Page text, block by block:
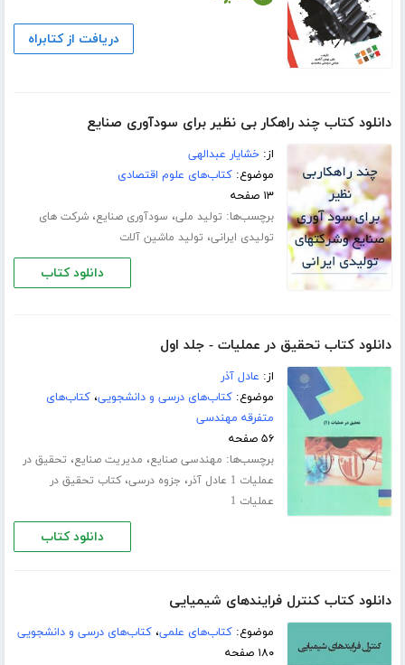
دریافت از کتابراه
دانلود کتاب چند راهکار بی نظیر برای سودآوری صنایع
از:خشایار عبدالهی
موضوع:کتاب‌های علوم اقتصادی
۱۳ صفحه
برچسب‌ها: تولید ملی، سودآوری صنایع،شرکت های
تولیدی ایرانی، تولید ماشین آلات
دانلود کتاب
دانلود کتاب تحقیق در عملیات - جلد اول
از: عادل آذر
موضوع:کتاب‌های درسی و دانشجویی،کتاب‌های
متفرقه مهندسی
۵۶ صفحه
برچسب‌ها: مهندسی صنایع، مدیریت صنایع، تحقیق در
عملیات 1 عادل آذر
، جزوه درسی،کتاب تحقیق در
عملیات 1
دانلود کتاب
دانلود کتاب کنترل فرایندهای شیمیایی
موضوع:کتاب‌های علمی،کتاب‌های درسی و دانشجویی
۱۸۰ صفحه